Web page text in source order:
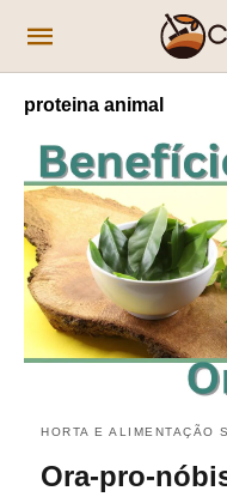
proteina animal
HORTA E ALIMENTAÇÃO
Ora-pro-